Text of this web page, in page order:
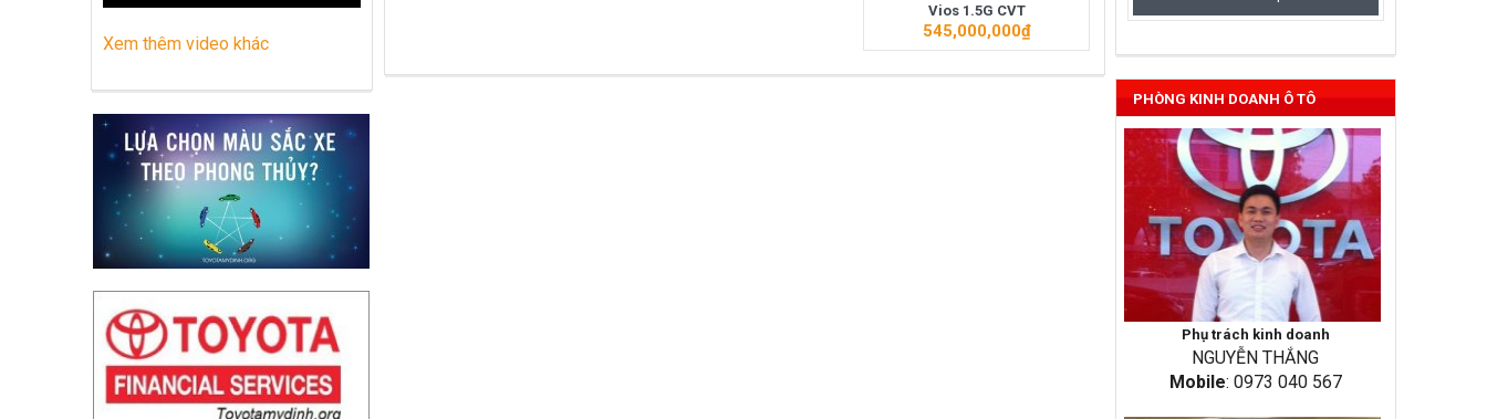
Vios 1.5G CVT
545,000,000₫
Xem thêm video khác
PHÒNG KINH DOANH Ô TÔ
Phụ trách kinh doanh
NGUYỄN THẮNG
Mobile: 0973 040 567